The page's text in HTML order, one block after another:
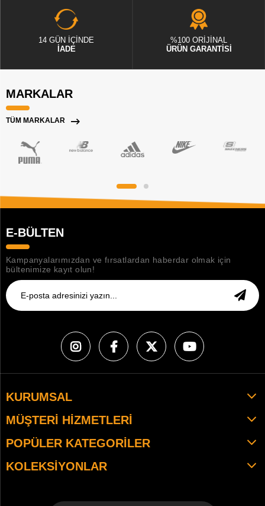
14 GÜN İÇİNDE
İADE
%100 ORİJİNAL
ÜRÜN GARANTİSİ
MARKALAR
TÜM MARKALAR
E-BÜLTEN
Kampanyalarımızdan ve fırsatlardan haberdar olmak için
bültenimize kayıt olun!
KURUMSAL
MÜŞTERI HIZMETLERI
POPÜLER KATEGORILER
KOLEKSIYONLAR